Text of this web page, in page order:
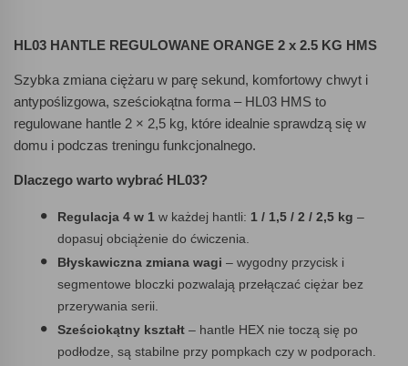
HL03 HANTLE REGULOWANE ORANGE 2 x 2.5 KG HMS
Szybka zmiana ciężaru w parę sekund, komfortowy chwyt i
antypoślizgowa, sześciokątna forma – HL03 HMS to
regulowane hantle 2 × 2,5 kg, które idealnie sprawdzą się w
domu i podczas treningu funkcjonalnego.
Dlaczego warto wybrać HL03?
Regulacja 4 w 1 w każdej hantli: 1 / 1,5 / 2 / 2,5 kg –
dopasuj obciążenie do ćwiczenia.
Błyskawiczna zmiana wagi – wygodny przycisk i
segmentowe bloczki pozwalają przełączać ciężar bez
przerywania serii.
Sześciokątny kształt – hantle HEX nie toczą się po
podłodze, są stabilne przy pompkach czy w podporach.